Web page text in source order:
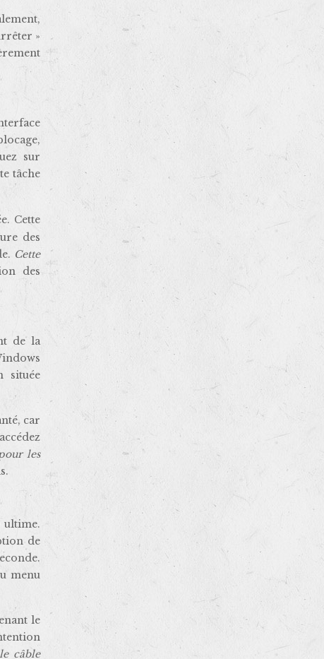
»
sur
tâche
Cette
des
Cette
des
de la
située
car
les
ultime.
de
menu
le
câble